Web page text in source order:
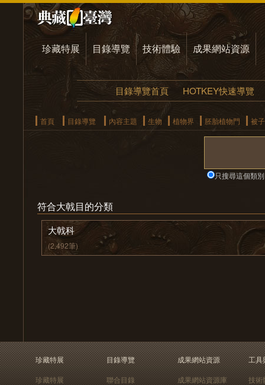
珍藏特展 目錄導覽 技術體驗 成果網站資源
目錄導覽首頁 HOTKEY快速導覽
首頁 目錄導覽 內容主題 生物 植物界 胚胎植物門 被
只搜尋這個類別
符合大戟目的分類
大戟科
(2,492筆)
珍藏特展
珍藏特展
目錄導覽
聯合目錄
成果網站資源
成果網站資源庫
工具
技術